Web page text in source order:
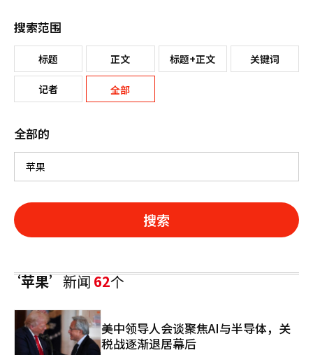
搜索范围
标题 正文 标题+正文 关键词
记者 全部
全部的
搜索
‘苹果’新闻62个
美中领导人会谈聚焦AI与半导体，关
税战逐渐退居幕后